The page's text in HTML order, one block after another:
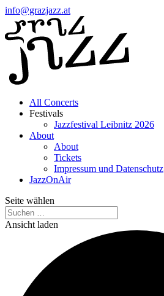
info@grazjazz.at
All Concerts
Festivals
Jazzfestival Leibnitz 2026
About
About
Tickets
Impressum und Datenschutz
JazzOnAir
Seite wählen
Ansicht laden